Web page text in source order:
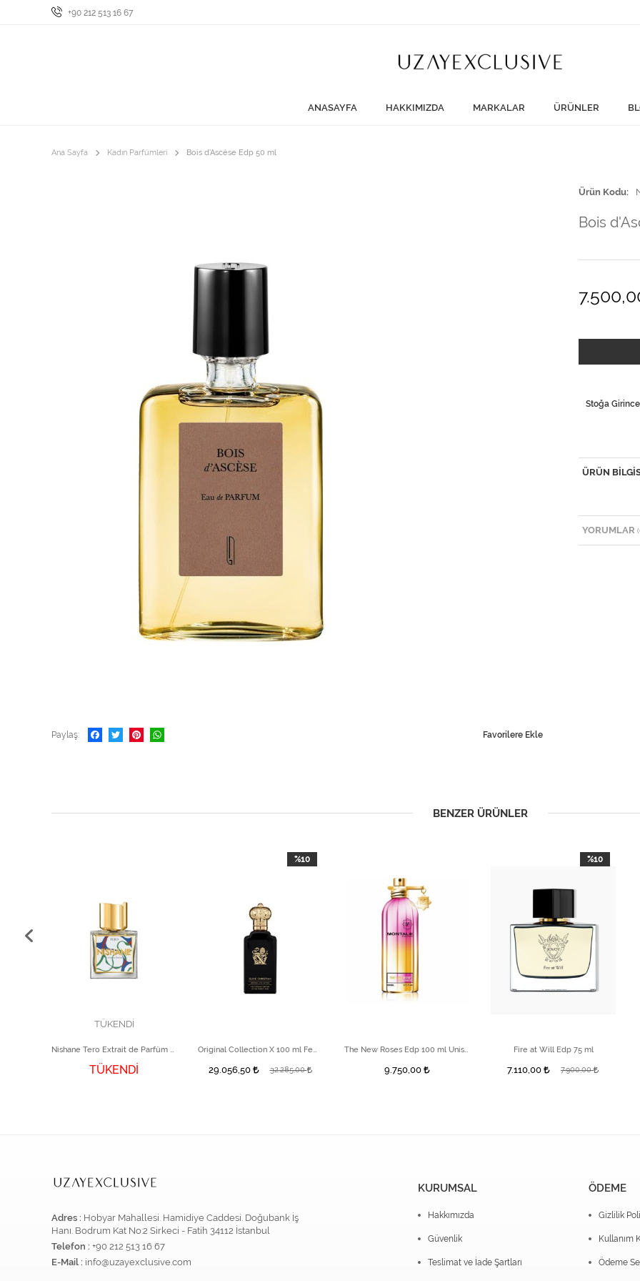
+90 212 513 16 67
ANASAYFA HAKKIMIZDA MARKALAR ÜRÜNLER
Ana Sayfa Kadın Parfümleri Bois d'Ascése Edp 50 ml
Paylaş Favorilere Ekle
Ürün Kodu
Bois
Stoğa
ÜRÜN
YORUMLAR
BENZER ÜRÜNLER
TÜKENDİ
TÜKENDİ 29.056,50 32.285,00
%10
9.750,00
Fire at Will Edp 75 ml
7.110,00 7.900,00
%10
Adres : Hobyar Mahallesi. Hamidiye Caddesi. Doğubank İş
Hanı. Bodrum Kat No:2 Sirkeci - Fatih 34112 İstanbul
Telefon : +90 212 513 16 67
E-Mail : info@uzayexclusive.com
KURUMSAL
Hakkımızda
Güvenlik
Teslimat ve İade Şartları
ÖDEME
Gizlilik
Kullanım
Ödeme